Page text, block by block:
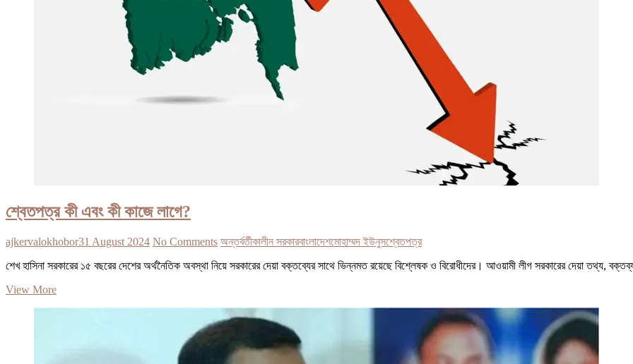
শ্বেতপত্র কী এবং কী কাজে লাগে?
ajkervalokhobor31 August 2024 No Comments অন্তর্বর্তীকালীন সরকারবাংলাদেশমোহাম্মদ ইউনুসশ্বেতপত্র
শেখ হাসিনা সরকারের ১৫ বছরের দেশের অর্থনৈতিক অবস্থা নিয়ে সরকারের দেয়া বক্তব্যের সাথে ভিন্নমত রয়েছে বিশ্লেষক ও বিরোধীদের। আওয়ামী লীগ সরকারের দেয়া তথ্য,
View Moreশ্বেতপত্র